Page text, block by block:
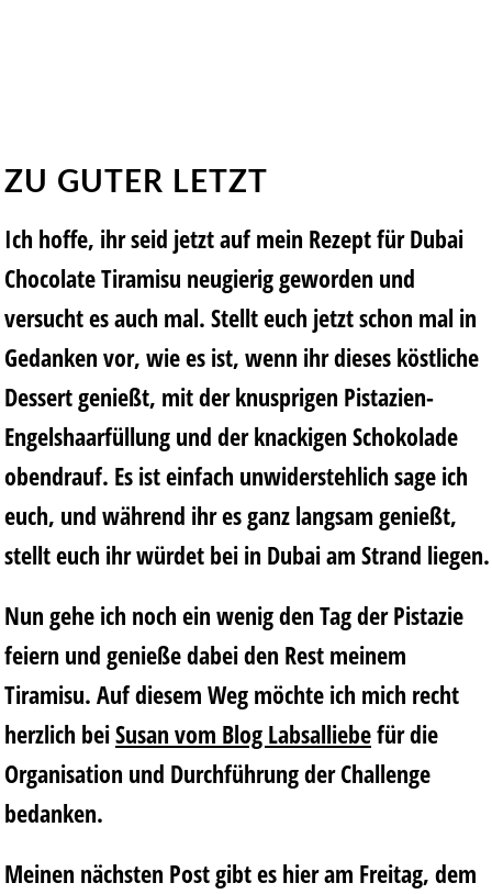
ZU GUTER LETZT
Ich hoffe, ihr seid jetzt auf mein Rezept für Dubai
Chocolate Tiramisu neugierig geworden und
versucht es auch mal. Stellt euch jetzt schon mal in
Gedanken vor, wie es ist, wenn ihr dieses köstliche
Dessert genießt, mit der knusprigen Pistazien-
Engelshaarfüllung und der knackigen Schokolade
obendrauf. Es ist einfach unwiderstehlich sage ich
euch, und während ihr es ganz langsam genießt,
stellt euch ihr würdet bei in Dubai am Strand liegen.
Nun gehe ich noch ein wenig den Tag der Pistazie
feiern und genieße dabei den Rest meinem
Tiramisu. Auf diesem Weg möchte ich mich recht
herzlich beiSusan vom Blog Labsalliebefür die
Organisation und Durchführung der Challenge
bedanken.
Meinen nächsten Post gibt es hier am Freitag, dem